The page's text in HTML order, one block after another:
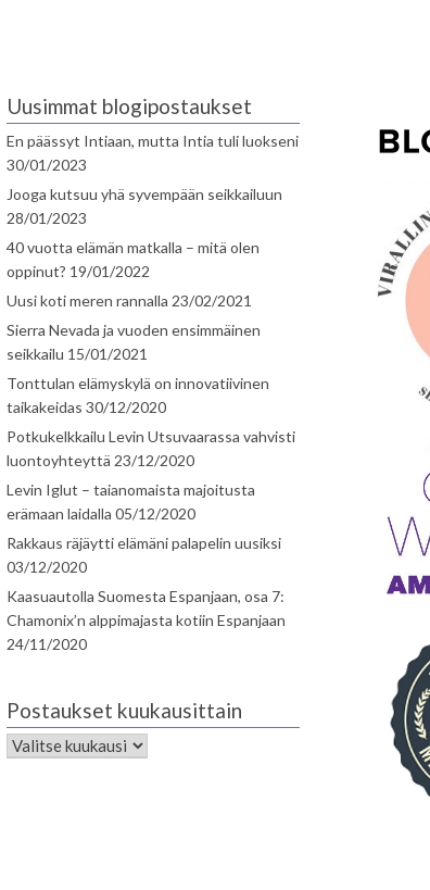
Uusimmat blogipostaukset
En päässyt Intiaan, mutta Intia tuli luokseni
30/01/2023
Jooga kutsuu yhä syvempään seikkailuun
28/01/2023
40 vuotta elämän matkalla – mitä olen
oppinut? 19/01/2022
Uusi koti meren rannalla 23/02/2021
Sierra Nevada ja vuoden ensimmäinen
seikkailu 15/01/2021
Tonttulan elämyskylä on innovatiivinen
taikakeidas 30/12/2020
Potkukelkkailu Levin Utsuvaarassa vahvisti
luontoyhteyttä 23/12/2020
Levin Iglut – taianomaista majoitusta
erämaan laidalla 05/12/2020
Rakkaus räjäytti elämäni palapelin uusiksi
03/12/2020
Kaasuautolla Suomesta Espanjaan, osa 7:
Chamonix’n alppimajasta kotiin Espanjaan
24/11/2020
Postaukset kuukausittain